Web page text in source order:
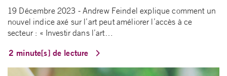
19 Décembre 2023 - Andrew Feindel explique comment un
nouvel indice axé sur l’art peut améliorer l’accès à ce
secteur : « Investir dans l’art…
2 minute[s] de lecture